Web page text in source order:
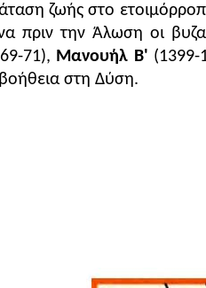
ζωής στο
πριν την Άλωση οι
71), Μανουήλ Β' (1399-
στη Δύση.